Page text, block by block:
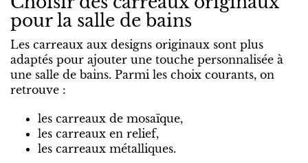
pour la salle de bains
Les carreaux aux designs originaux sont plus
adaptés pour ajouter une touche personnalisée à
une salle de bains. Parmi les choix courants, on
retrouve :
les carreaux de mosaïque,
les carreaux en relief,
les carreaux métalliques.